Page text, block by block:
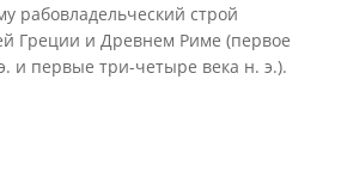
рабовладельческий строй
Греции и Древнем Риме (первое
и первые три-четыре века н. э.).